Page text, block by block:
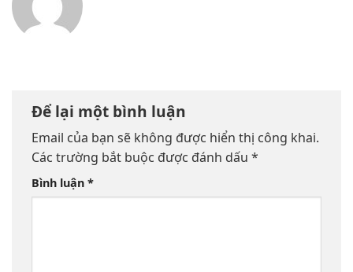
Để lại một bình luận
Email của bạn sẽ không được hiển thị công khai.
Các trường bắt buộc được đánh dấu *
Bình luận *